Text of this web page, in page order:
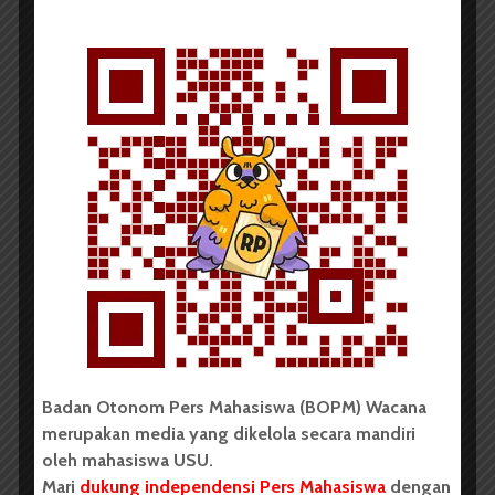
Redaksi 13 Juli 2017
965 dilihat
2 menit waktu baca
Oleh:Vanisof Kristin Manalu
Tampak depan gedung Fakultas Pertanian USU, Kamis (13/7).
| Yulia Pransiska
BOPM WACANA— Sebanyak 37 mahasiswa Fakultas
Pertanian (FP) di drop out (DO) atau dikeluarkan dari
USU. Hal ini berdasarkan Surat Keputusan (SK) Rektor
Nomor 2751/UN5.1.R1/SK/SPB/2016 tentang
USU program sarjana angkatan 2014, 2013, 2011,
2010, dan 2009 yang statusnya tidak jelas karena
tidak aktif. SK tersebut dibuat pada 30 Desember
Badan Otonom Pers Mahasiswa (BOPM) Wacana
merupakan media yang dikelola secara mandiri
oleh mahasiswa USU.
Mari dukung independensi Pers Mahasiswa dengan